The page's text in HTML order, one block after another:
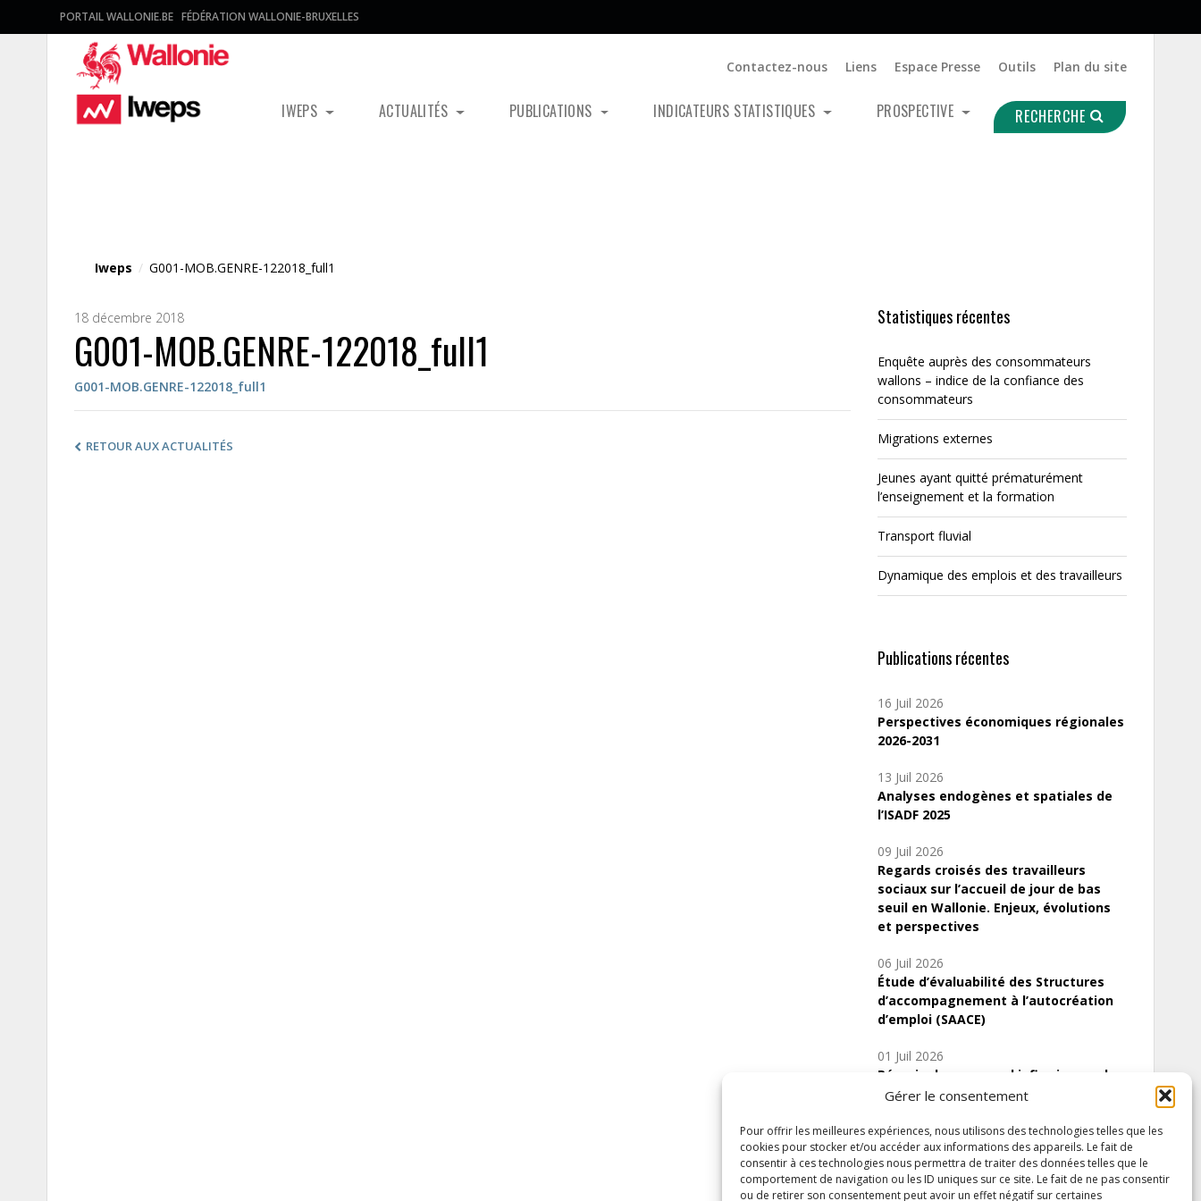
Gérer le consentement
Pour offrir les meilleures expériences, nous utilisons des technologies telles que les
cookies pour stocker et/ou accéder aux informations des appareils. Le fait de
consentir à ces technologies nous permettra de traiter des données telles que le
comportement de navigation ou les ID uniques sur ce site. Le fait de ne pas consentir
ou de retirer son consentement peut avoir un effet négatif sur certaines
PORTAIL WALLONIE.BE FÉDÉRATION WALLONIE-BRUXELLES
Contactez-nous Liens Espace Presse Outils Plan du site
IWEPS ACTUALITÉS PUBLICATIONS INDICATEURS STATISTIQUES PROSPECTIVE RECHERCHE
Iweps / G001-MOB.GENRE-122018_full1
18 décembre 2018
G001-MOB.GENRE-122018_full1
G001-MOB.GENRE-122018_full1
RETOUR AUX ACTUALITÉS
Statistiques récentes
Enquête auprès des consommateurs
wallons – indice de la confiance des
consommateurs
Migrations externes
Jeunes ayant quitté prématurément
l’enseignement et la formation
Transport fluvial
Dynamique des emplois et des travailleurs
Publications récentes
16 Juil 2026
Perspectives économiques régionales
2026-2031
13 Juil 2026
Analyses endogènes et spatiales de
l’ISADF 2025
09 Juil 2026
Regards croisés des travailleurs
sociaux sur l’accueil de jour de bas
seuil en Wallonie. Enjeux, évolutions
et perspectives
06 Juil 2026
Étude d’évaluabilité des Structures
d’accompagnement à l’autocréation
d’emploi (SAACE)
01 Juil 2026
Pénurie du personnel infirmier :quels
indicateurs d’offre de soins pour
Inscrivez-vous à notre newsletter